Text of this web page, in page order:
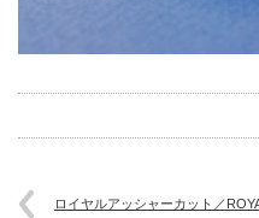
ロイヤルアッシャーカット／